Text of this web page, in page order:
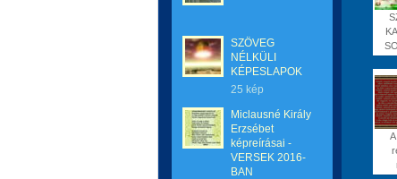
SZÖVEG
NÉLKÜLI
KÉPESLAPOK
25 kép
Miclausné Király
Erzsébet
képreírásai -
VERSEK 2016-
BAN